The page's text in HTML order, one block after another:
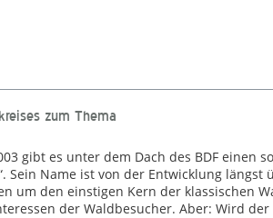
zum Thema
gibt es unter dem Dach des BDF einen
Sein Name ist von der Entwicklung
um den einstigen Kern der klassischen
der Waldbesucher. Aber: Wird